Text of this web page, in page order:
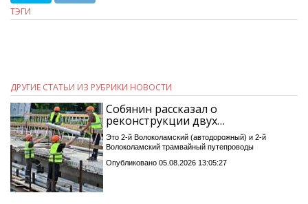
ТЭГИ
ДРУГИЕ СТАТЬИ ИЗ РУБРИКИ НОВОСТИ
Собянин рассказал о
реконструкции двух…
Это 2-й Волоколамский (автодорожный) и 2-й
Волоколамский трамвайный путепроводы
Опубликовано 05.08.2026 13:05:27